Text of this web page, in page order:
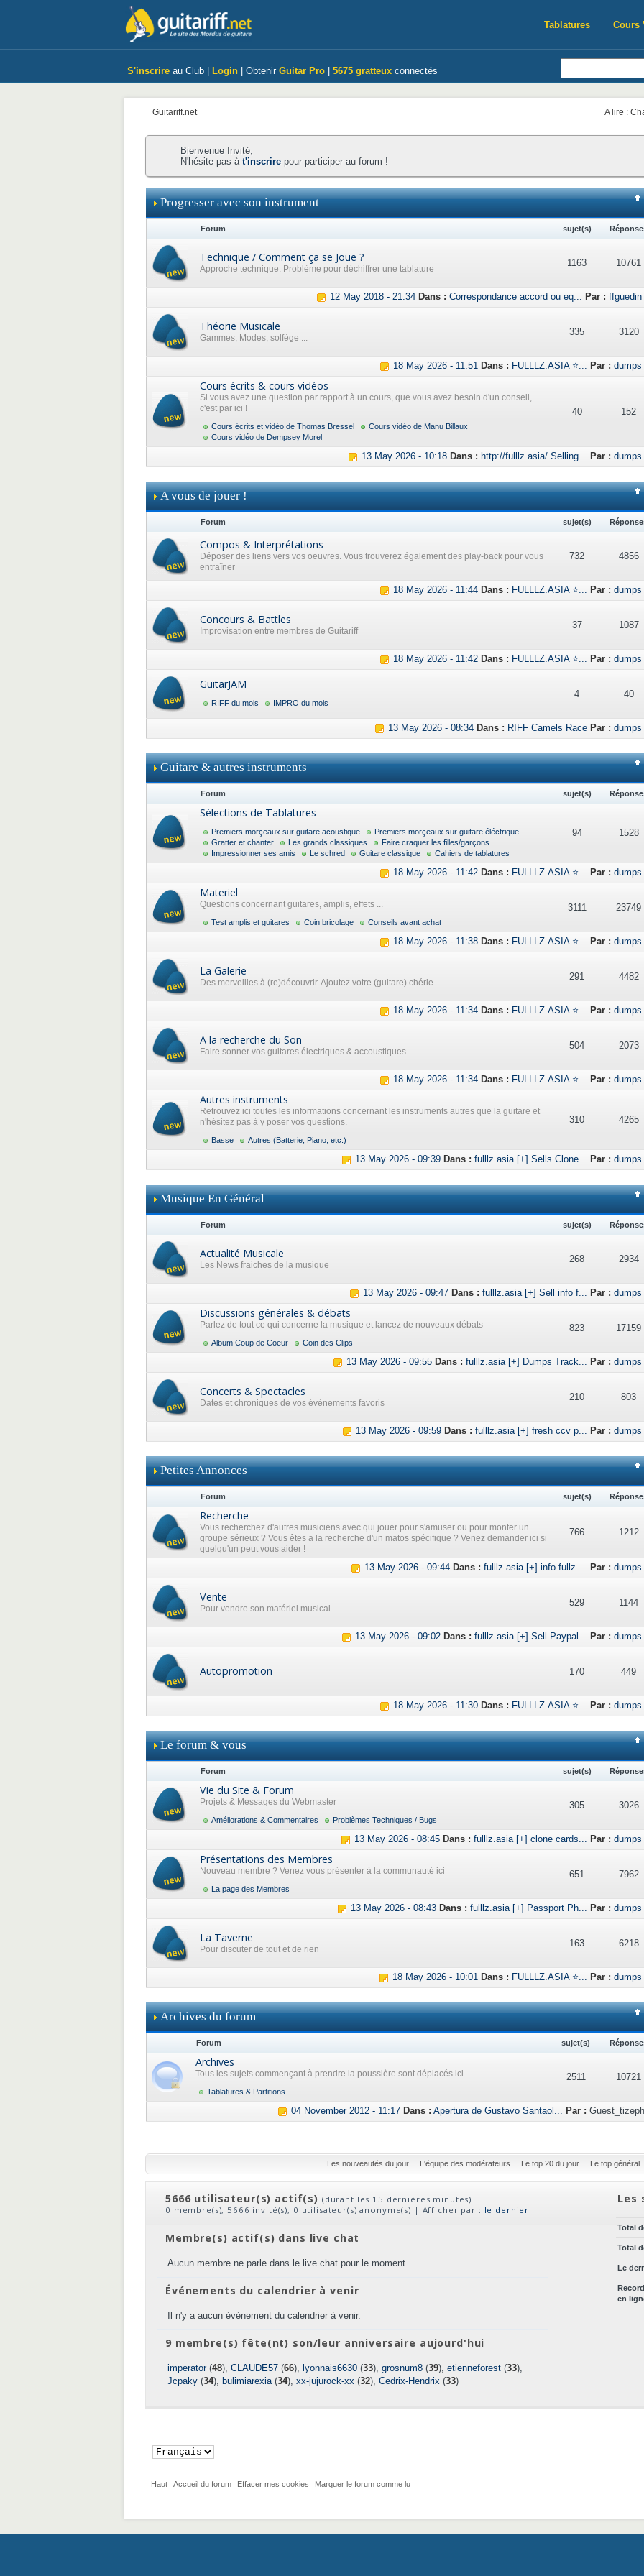
Tablatures Cours
S'inscrire au Club | Login | Obtenir Guitar Pro 5675 gratteux connectés
Guitariff.net A lire :
Bienvenue Invité,
N'hésite pas à t'inscrire pour participer au forum !
Progresser avec son instrument
Forum sujet(s)
Technique / Comment ça se Joue ?
Approche technique. Problème pour déchiffrer une tablature
1163 10761
12 May 2018 - 21:34 Dans : Correspondance accord ou eq... Par : ffguedin
Théorie Musicale
Gammes, Modes, solfège ...
335 3120
18 May 2026 - 11:51 Dans : FULLLZ.ASIA ⭐... Par : dumps
Cours écrits & cours vidéos
Si vous avez une question par rapport à un cours, que vous avez besoin d'un conseil,
c'est par ici !
Cours écrits et vidéo de Thomas Bressel
Cours vidéo de Manu Billaux
Cours vidéo de Dempsey Morel
40 152
13 May 2026 - 10:18 Dans : http://fulllz.asia/ Selling... Par : dumps
A vous de jouer !
Forum sujet(s)
Compos & Interprétations
Déposer des liens vers vos oeuvres. Vous trouverez également des play-back pour vous
entraîner
732 4856
18 May 2026 - 11:44 Dans : FULLLZ.ASIA ⭐... Par : dumps
Concours & Battles
Improvisation entre membres de Guitariff
37 1087
18 May 2026 - 11:42 Dans : FULLLZ.ASIA ⭐... Par : dumps
GuitarJAM
RIFF du mois IMPRO du mois
4 40
13 May 2026 - 08:34 Dans : RIFF Camels Race Par : dumps
Guitare & autres instruments
Forum sujet(s)
Sélections de Tablatures
Premiers morçeaux sur guitare acoustique
Premiers morçeaux sur guitare éléctrique
Gratter et chanter
Les grands classiques
Faire craquer les filles/garçons
Impressionner ses amis
Le schred Guitare classique Cahiers de tablatures
94 1528
18 May 2026 - 11:42 Dans : FULLLZ.ASIA ⭐... Par : dumps
Materiel
Questions concernant guitares, amplis, effets ...
Test amplis et guitares Coin bricolage Conseils avant achat
3111 23749
18 May 2026 - 11:38 Dans : FULLLZ.ASIA ⭐... Par : dumps
La Galerie
Des merveilles à (re)découvrir. Ajoutez votre (guitare) chérie
291 4482
18 May 2026 - 11:34 Dans : FULLLZ.ASIA ⭐... Par : dumps
A la recherche du Son
Faire sonner vos guitares électriques & accoustiques
504 2073
18 May 2026 - 11:34 Dans : FULLLZ.ASIA ⭐... Par : dumps
Autres instruments
Retrouvez ici toutes les informations concernant les instruments autres que la guitare et
n'hésitez pas à y poser vos questions.
Basse Autres (Batterie, Piano, etc.)
310 4265
13 May 2026 - 09:39 Dans : fulllz.asia [+] Sells Clone... Par : dumps
Musique En Général
Forum sujet(s)
Actualité Musicale
Les News fraiches de la musique
268 2934
13 May 2026 - 09:47 Dans : fulllz.asia [+] Sell info f... Par : dumps
Discussions générales & débats
Parlez de tout ce qui concerne la musique et lancez de nouveaux débats
Album Coup de Coeur Coin des Clips
823 17159
13 May 2026 - 09:55 Dans : fulllz.asia [+] Dumps Track... Par : dumps
Concerts & Spectacles
Dates et chroniques de vos évènements favoris
210 803
13 May 2026 - 09:59 Dans : fulllz.asia [+] fresh ccv p... Par : dumps
Petites Annonces
Forum sujet(s)
Recherche
Vous recherchez d'autres musiciens avec qui jouer pour s'amuser ou pour monter un
groupe sérieux ? Vous êtes a la recherche d'un matos spécifique ? Venez demander ici si
quelqu'un peut vous aider !
766 1212
13 May 2026 - 09:44 Dans : fulllz.asia [+] info fullz ... Par : dumps
Vente
Pour vendre son matériel musical
529 1144
13 May 2026 - 09:02 Dans : fulllz.asia [+] Sell Paypal... Par : dumps
Autopromotion 170 449
18 May 2026 - 11:30 Dans : FULLLZ.ASIA ⭐... Par : dumps
Le forum & vous
Forum sujet(s)
Vie du Site & Forum
Projets & Messages du Webmaster
Améliorations & Commentaires Problèmes Techniques / Bugs
305 3026
13 May 2026 - 08:45 Dans : fulllz.asia [+] clone cards... Par : dumps
Présentations des Membres
Nouveau membre ? Venez vous présenter à la communauté ici
La page des Membres
651 7962
13 May 2026 - 08:43 Dans : fulllz.asia [+] Passport Ph... Par : dumps
La Taverne
Pour discuter de tout et de rien
163 6218
18 May 2026 - 10:01 Dans : FULLLZ.ASIA ⭐... Par : dumps
Archives du forum
Forum sujet(s)
Archives
Tous les sujets commençant à prendre la poussière sont déplacés ici.
Tablatures & Partitions
2511 10721
04 November 2012 - 11:17 Dans : Apertura de Gustavo Santaol... Par :
Les nouveautés du jour L'équipe des modérateurs Le top 20 du jour Le top général
Les
Total
Total
Le
en
5666 utilisateur(s) actif(s) (durant les 15 dernières minutes)
0 membre(s), 5666 invité(s), 0 utilisateur(s) anonyme(s) | Afficher par : le dernier
Membre(s) actif(s) dans live chat
Aucun membre ne parle dans le live chat pour le moment.
Événements du calendrier à venir
Il n'y a aucun événement du calendrier à venir.
9 membre(s) fête(nt) son/leur anniversaire aujourd'hui
imperator(48), CLAUDE57 (66), lyonnais6630 (33), grosnum8 (39), etienneforest (33),
Jcpaky (34), bulimiarexia(34), xx-jujurock-xx (32), Cedrix-Hendrix (33)
Haut Accueil du forum Effacer mes cookies Marquer le forum comme lu